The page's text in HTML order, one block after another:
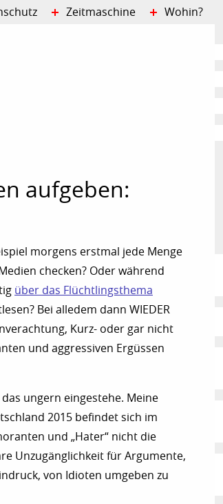
aufgeben:
morgens erstmal jede Menge
checken? Oder während
über das Flüchtlingsthema
Bei alledem dann WIEDER
Kurz- oder gar nicht
und aggressiven Ergüssen
ungern eingestehe. Meine
2015 befindet sich im
und „Hater“ nicht die
Unzugänglichkeit für Argumente,
von Idioten umgeben zu
Zeitmaschine Wohin?